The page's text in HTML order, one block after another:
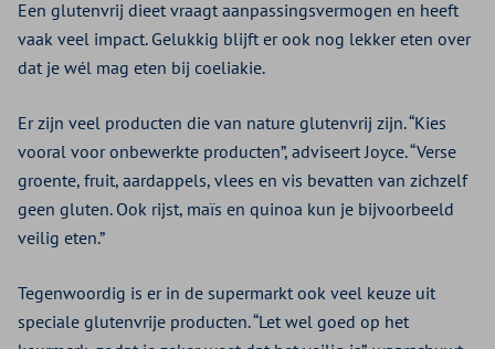
Een glutenvrij dieet vraagt aanpassingsvermogen en heeft
vaak veel impact. Gelukkig blijft er ook nog lekker eten over
dat je wél mag eten bij coeliakie.
Er zijn veel producten die van nature glutenvrij zijn. “Kies
vooral voor onbewerkte producten”, adviseert Joyce. “Verse
groente, fruit, aardappels, vlees en vis bevatten van zichzelf
geen gluten. Ook rijst, maïs en quinoa kun je bijvoorbeeld
veilig eten.”
Tegenwoordig is er in de supermarkt ook veel keuze uit
speciale glutenvrije producten. “Let wel goed op het